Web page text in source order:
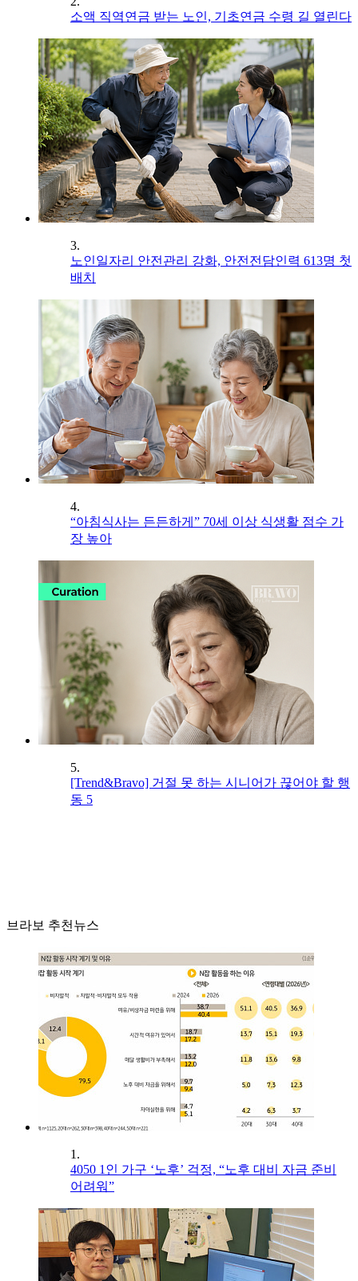
소액 직역연금 받는 노인, 기초연금 수령 길 열린다
3.
노인일자리 안전관리 강화, 안전전담인력 613명 첫
배치
4.
“아침식사는 든든하게” 70세 이상 식생활 점수 가
장 높아
5.
[Trend&Bravo] 거절 못 하는 시니어가 끊어야 할 행
동 5
브라보 추천뉴스
1.
4050 1인 가구 ‘노후’ 걱정, “노후 대비 자금 준비
어려워”